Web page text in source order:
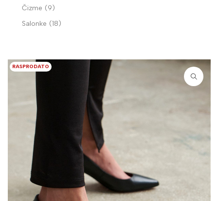
Čizme (9)
Salonke (18)
RASPRODATO